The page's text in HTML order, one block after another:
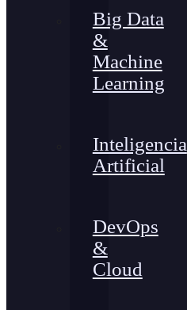
Big Data
&
Machine
Learning
Inteligencia
Artificial
DevOps
&
Cloud